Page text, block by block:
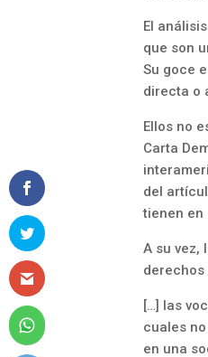
El
que son
Su goce
directa o
Ellos no
Carta
del
tienen en
A su vez,
derechos
[…] las
cuales
en una